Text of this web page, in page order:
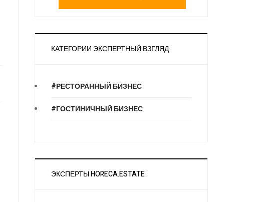
КАТЕГОРИИ ЭКСПЕРТНЫЙ ВЗГЛЯД
#РЕСТОРАННЫЙ БИЗНЕС
#ГОСТИНИЧНЫЙ БИЗНЕС
ЭКСПЕРТЫ HORECA.ESTATE